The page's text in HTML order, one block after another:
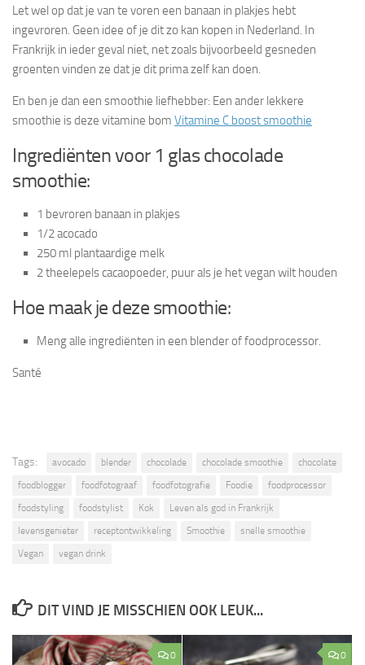
Let wel op dat je van te voren een banaan in plakjes hebt
ingevroren. Geen idee of je dit zo kan kopen in Nederland. In
Frankrijk in ieder geval niet, net zoals bijvoorbeeld gesneden
groenten vinden ze dat je dit prima zelf kan doen.
En ben je dan een smoothie liefhebber: Een ander lekkere
smoothie is deze vitamine bom Vitamine C boost smoothie
Ingrediënten voor 1 glas chocolade
smoothie:
1 bevroren banaan in plakjes
1/2 acocado
250 ml plantaardige melk
2 theelepels cacaopoeder, puur als je het vegan wilt houden
Hoe maak je deze smoothie:
Meng alle ingrediënten in een blender of foodprocessor.
Santé
Tags: avocado blender chocolade chocolade smoothie
chocolate
foodblogger
foodfotograaf foodfotografie Foodie
foodprocessor
foodstyling
foodstylist Kok
Leven als god in Frankrijk
levensgenieter
receptontwikkeling Smoothie
snelle smoothie
Vegan
vegan drink
DIT VIND JE MISSCHIEN OOK LEUK...
0 0